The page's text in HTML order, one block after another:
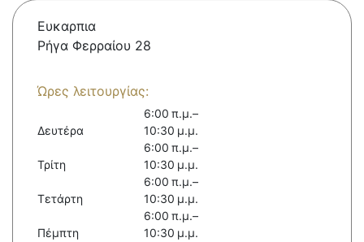
Ευκαρπια
Ρήγα Φερραίου 28
Ώρες λειτουργίας:
Δευτέρα
6:00 π.μ.–
10:30 μ.μ.
Τρίτη
6:00 π.μ.–
10:30 μ.μ.
Τετάρτη
6:00 π.μ.–
10:30 μ.μ.
Πέμπτη
6:00 π.μ.–
10:30 μ.μ.